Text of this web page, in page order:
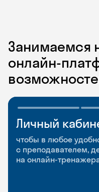
Занимаемся
онлайн-
Личный
чтобы в любое
с преподавателем,
на онлайн-
Мобильное
приложение
чтобы заниматься и
и когда удобно
Разговорные
и Talks
Групповые занятия
и индивидуальные